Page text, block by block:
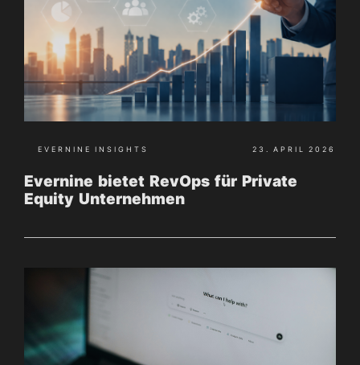
Evernine bietet RevOps für Private
Equity Unternehmen
EVERNINE INSIGHTS 23. APRIL 2026